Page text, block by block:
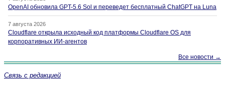
OpenAI обновила GPT-5.6 Sol и переведет бесплатный ChatGPT на Luna
7 августа 2026
Cloudflare открыла исходный код платформы Cloudflare OS для
корпоративных ИИ-агентов
Все новости →
Связь с редакцией